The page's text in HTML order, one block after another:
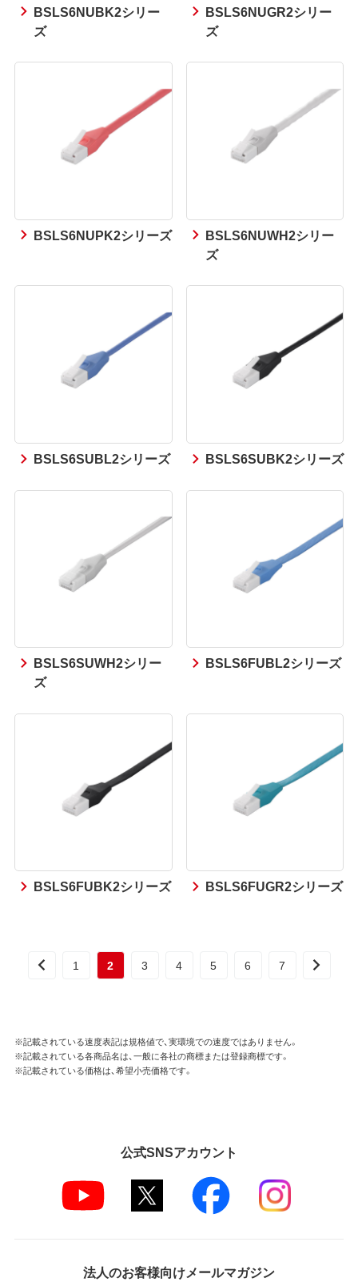
BSLS6NUBK2シリー
ズ
BSLS6NUGR2シリー
ズ
BSLS6NUPK2シリーズ
BSLS6NUWH2シリー
ズ
BSLS6SUBL2シリーズ BSLS6SUBK2シリーズ
BSLS6SUWH2シリー
ズ
BSLS6FUBL2シリーズ
BSLS6FUBK2シリーズ BSLS6FUGR2シリーズ
1 2 3 4 5 6 7
※記載されている速度表記は規格値で、実環境での速度ではありません。
※記載されている各商品名は、一般に各社の商標または登録商標です。
※記載されている価格は、希望小売価格です。
公式SNSアカウント
法人のお客様向けメールマガジン